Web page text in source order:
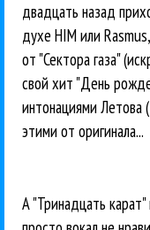
двадцать назад
духе HIM или
от "Сектора газа"
свой хит "День
интонациями Летова
этими от оригинала...
А "Тринадцать